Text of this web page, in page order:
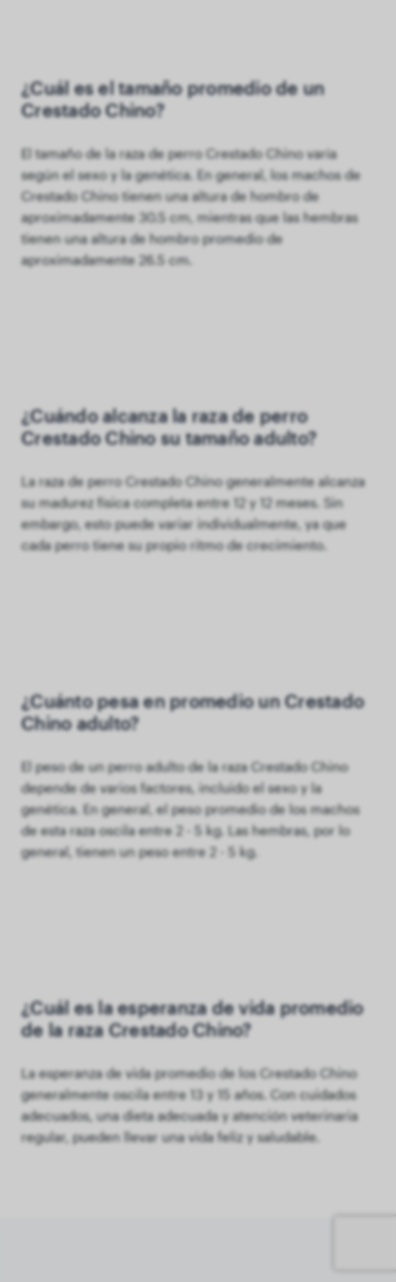
¿Cuál es el tamaño promedio de un
Crestado Chino?
El tamaño de la raza de perro Crestado Chino varía
según el sexo y la genética. En general, los machos de
Crestado Chino tienen una altura de hombro de
aproximadamente 30.5 cm, mientras que las hembras
tienen una altura de hombro promedio de
aproximadamente 26.5 cm.
¿Cuándo alcanza la raza de perro
Crestado Chino su tamaño adulto?
La raza de perro Crestado Chino generalmente alcanza
su madurez física completa entre 12 y 12 meses. Sin
embargo, esto puede variar individualmente, ya que
cada perro tiene su propio ritmo de crecimiento.
¿Cuánto pesa en promedio un Crestado
Chino adulto?
El peso de un perro adulto de la raza Crestado Chino
depende de varios factores, incluido el sexo y la
genética. En general, el peso promedio de los machos
de esta raza oscila entre 2 - 5 kg. Las hembras, por lo
general, tienen un peso entre 2 - 5 kg.
¿Cuál es la esperanza de vida promedio
de la raza Crestado Chino?
La esperanza de vida promedio de los Crestado Chino
generalmente oscila entre 13 y 15 años. Con cuidados
adecuados, una dieta adecuada y atención veterinaria
regular, pueden llevar una vida feliz y saludable.